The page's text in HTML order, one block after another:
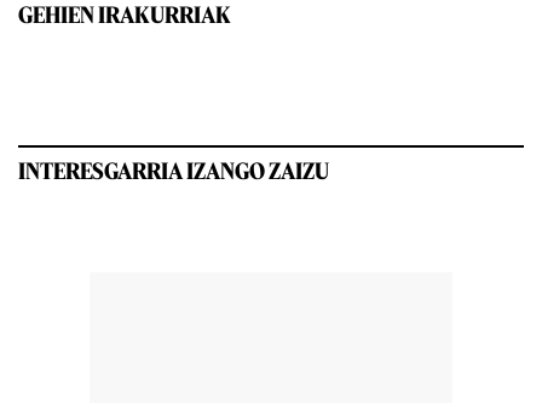
GEHIEN IRAKURRIAK
INTERESGARRIA IZANGO ZAIZU